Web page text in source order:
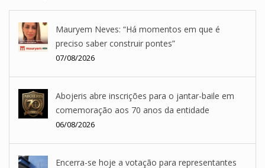
Mauryem Neves: “Há momentos em que é
preciso saber construir pontes”
07/08/2026
Abojeris abre inscrições para o jantar-baile em
comemoração aos 70 anos da entidade
06/08/2026
Encerra-se hoje a votação para representantes